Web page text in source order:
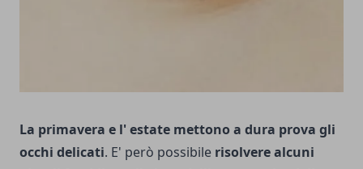
La primavera e l' estate mettono a dura prova gli
occhi delicati. E' però possibile risolvere alcuni